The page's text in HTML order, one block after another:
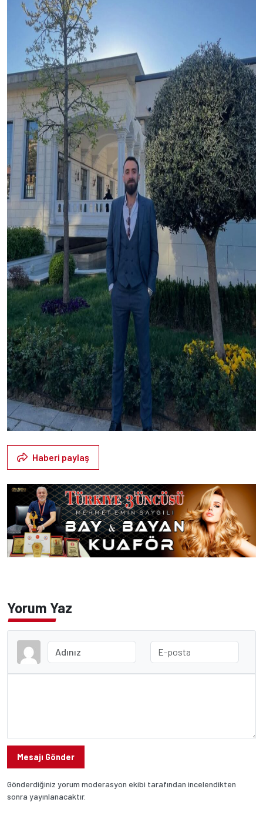
Haberi paylaş
Yorum Yaz
Mesajı Gönder
Gönderdiğiniz yorum moderasyon ekibi tarafından incelendikten
sonra yayınlanacaktır.